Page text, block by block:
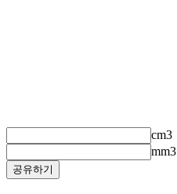
cm3
mm3
공유하기